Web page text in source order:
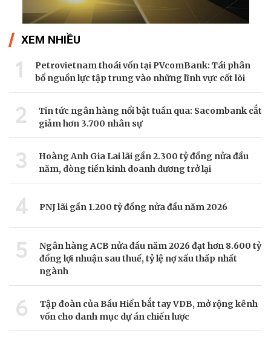
XEM NHIỀU
1
Petrovietnam thoái vốn tại PVcomBank: Tái phân
bổ nguồn lực tập trung vào những lĩnh vực cốt lõi
2
Tin tức ngân hàng nổi bật tuần qua: Sacombank cắt
giảm hơn 3.700 nhân sự
3
Hoàng Anh Gia Lai lãi gần 2.300 tỷ đồng nửa đầu
năm, dòng tiền kinh doanh dương trở lại
4 PNJ lãi gần 1.200 tỷ đồng nửa đầu năm 2026
5
Ngân hàng ACB nửa đầu năm 2026 đạt hơn 8.600 tỷ
đồng lợi nhuận sau thuế, tỷ lệ nợ xấu thấp nhất
ngành
6
Tập đoàn của Bầu Hiển bắt tay VDB, mở rộng kênh
vốn cho danh mục dự án chiến lược